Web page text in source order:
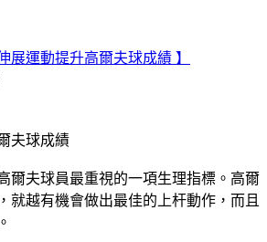
運動提升高爾夫球成績 】
夫球成績
爾夫球員最重視的一項生理指標。高爾
就越有機會做出最佳的上杆動作，而且